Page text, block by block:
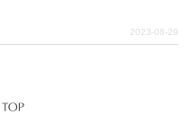
2023-08-29